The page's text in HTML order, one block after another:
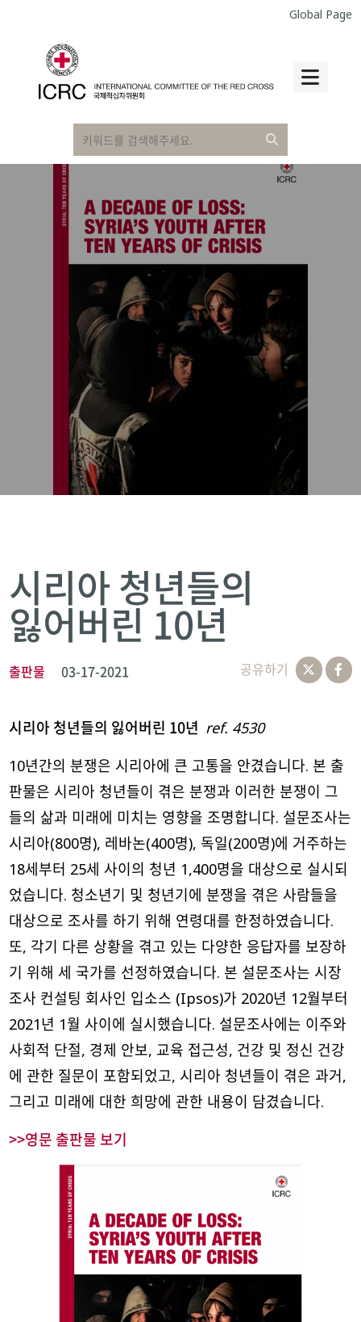
Global Page
시리아 청년들의
잃어버린 10년
출판물 03-17-2021 공유하기
시리아 청년들의 잃어버린 10년 ref. 4530
10년간의 분쟁은 시리아에 큰 고통을 안겼습니다. 본 출
판물은 시리아 청년들이 겪은 분쟁과 이러한 분쟁이 그
들의 삶과 미래에 미치는 영향을 조명합니다. 설문조사는
시리아(800명), 레바논(400명), 독일(200명)에 거주하는
18세부터 25세 사이의 청년 1,400명을 대상으로 실시되
었습니다. 청소년기 및 청년기에 분쟁을 겪은 사람들을
대상으로 조사를 하기 위해 연령대를 한정하였습니다.
또, 각기 다른 상황을 겪고 있는 다양한 응답자를 보장하
기 위해 세 국가를 선정하였습니다. 본 설문조사는 시장
조사 컨설팅 회사인 입소스 (Ipsos)가 2020년 12월부터
2021년 1월 사이에 실시했습니다. 설문조사에는 이주와
사회적 단절, 경제 안보, 교육 접근성, 건강 및 정신 건강
에 관한 질문이 포함되었고, 시리아 청년들이 겪은 과거,
그리고 미래에 대한 희망에 관한 내용이 담겼습니다.
>>영문 출판물 보기